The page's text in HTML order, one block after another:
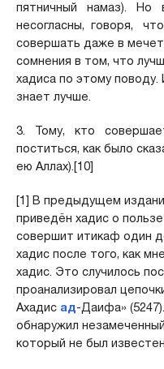
пятничный намаз).
несогласны, говоря,
совершать даже в
сомнения в том, что
хадиса по этому поводу.
знает лучше.
3. Тому, кто
поститься, как было
ею Аллах).[10]
[1] В предыдущем
приведён хадис о
совершит итикаф один
хадис после того, как
хадис. Это случилось
проанализировал
Ахадис ад-Даифа»
обнаружил
который не был